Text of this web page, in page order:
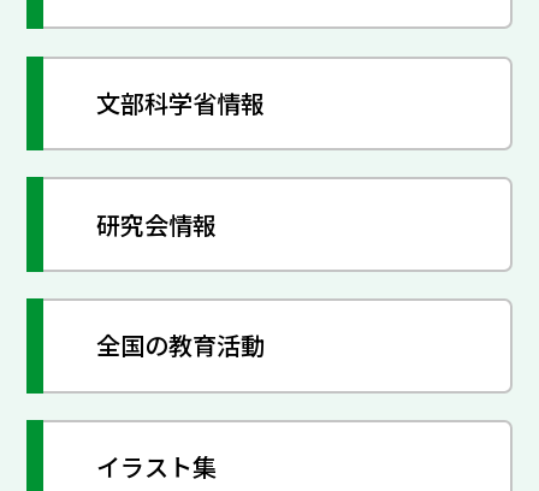
文部科学省情報
研究会情報
全国の教育活動
イラスト集